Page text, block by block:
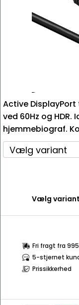
Active DisplayPort
ved 60Hz og
hjemmebiograf.
Vælg
Fri fragt fra 995
5-stjernet
Prissikkerhed